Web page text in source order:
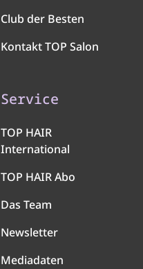
Club der Besten
Kontakt TOP Salon
Service
TOP HAIR
International
TOP HAIR Abo
Das Team
Newsletter
Mediadaten